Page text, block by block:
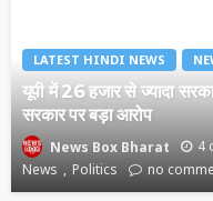
LATEST HINDI NEWS
यूपी में 26 हजार से ज्यादा
सरकार पर बड़ा आरोप
News Box Bharat 4
News
Politics no